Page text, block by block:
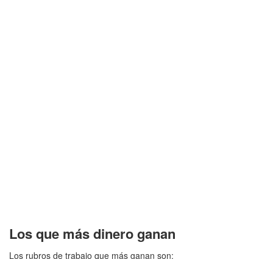
Los que más dinero ganan
Los rubros de trabajo que más ganan son: